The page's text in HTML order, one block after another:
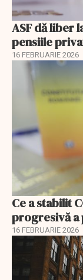
ASF dă liber
pensiile
16 FEBRUARIE 2026
Ce a stabilit
progresivă a
16 FEBRUARIE 2026